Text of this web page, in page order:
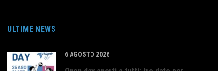
ULTIME NEWS
6 AGOSTO 2026